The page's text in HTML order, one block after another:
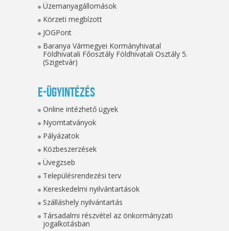
Üzemanyagállomások
Körzeti megbízott
JOGPont
Baranya Vármegyei Kormányhivatal
Földhivatali Főosztály Földhivatali Osztály 5.
(Szigetvár)
E-ügyintézés
Online intézhető ügyek
Nyomtatványok
Pályázatok
Közbeszerzések
Üvegzseb
Településrendezési terv
Kereskedelmi nyilvántartások
Szálláshely nyilvántartás
Társadalmi részvétel az önkormányzati
jogalkotásban